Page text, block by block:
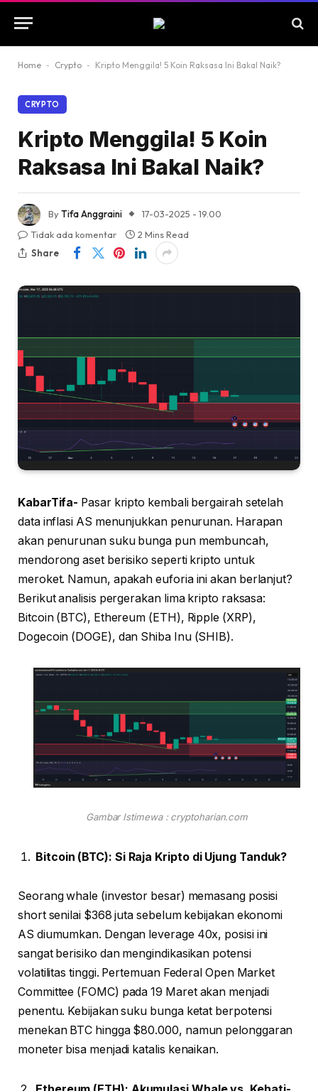
Home - Crypto - Kripto Menggila! 5 Koin Raksasa Ini Bakal Naik?
CRYPTO
Kripto Menggila! 5 Koin
Raksasa Ini Bakal Naik?
ByTifa Anggraini
17-03-2025 - 19.00
Tidak ada komentar
2 Mins Read
Share
KabarTifa- Pasar kripto kembali bergairah setelah
data inflasi AS menunjukkan penurunan. Harapan
akan penurunan suku bunga pun membuncah,
mendorong aset berisiko seperti kripto untuk
meroket. Namun, apakah euforia ini akan berlanjut?
Berikut analisis pergerakan lima kripto raksasa:
Bitcoin (BTC), Ethereum (ETH), Ripple (XRP),
Dogecoin (DOGE), dan Shiba Inu (SHIB).
Gambar Istimewa : cryptoharian.com
Bitcoin (BTC): Si Raja Kripto di Ujung Tanduk?
Seorang whale (investor besar) memasang posisi
short senilai $368 juta sebelum kebijakan ekonomi
AS diumumkan. Dengan leverage 40x, posisi ini
sangat berisiko dan mengindikasikan potensi
volatilitas tinggi. Pertemuan Federal Open Market
Committee (FOMC) pada 19 Maret akan menjadi
penentu. Kebijakan suku bunga ketat berpotensi
menekan BTC hingga $80.000, namun pelonggaran
moneter bisa menjadi katalis kenaikan.